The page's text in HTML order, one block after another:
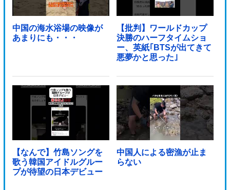
中国の海水浴場の映像が
あまりにも・・・
【批判】ワールドカップ
決勝のハーフタイムショ
ー、英紙｢BTSが出てきて
悪夢かと思った｣
【なんで】竹島ソングを
歌う韓国アイドルグルー
プが待望の日本デビュー
中国人による密漁が止ま
らない